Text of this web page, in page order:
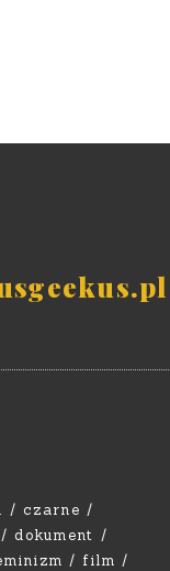
czarne
dokument
film